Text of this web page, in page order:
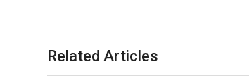
Related Articles